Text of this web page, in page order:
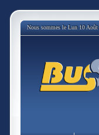
Nous sommes le Lun 10